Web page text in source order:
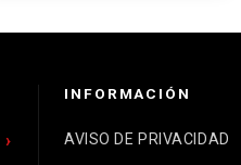
INFORMACIÓN
AVISO DE PRIVACIDAD